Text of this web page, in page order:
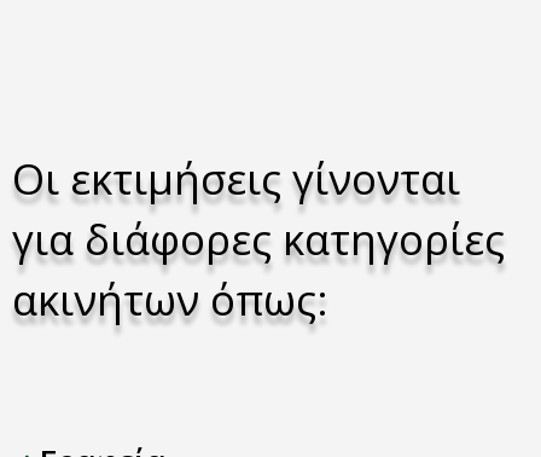
Οι εκτιμήσεις γίνονται
για διάφορες κατηγορίες
ακινήτων όπως: